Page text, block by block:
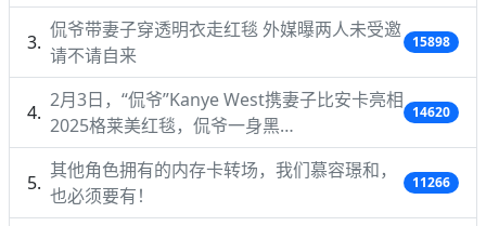
侃爷带妻子穿透明衣走红毯 外媒曝两人未受邀
请不请自来
15898
2月3日，“侃爷”Kanye West携妻子比安卡亮相
2025格莱美红毯，侃爷一身黑…
14620
其他角色拥有的内存卡转场，我们慕容璟和，
也必须要有！
11266